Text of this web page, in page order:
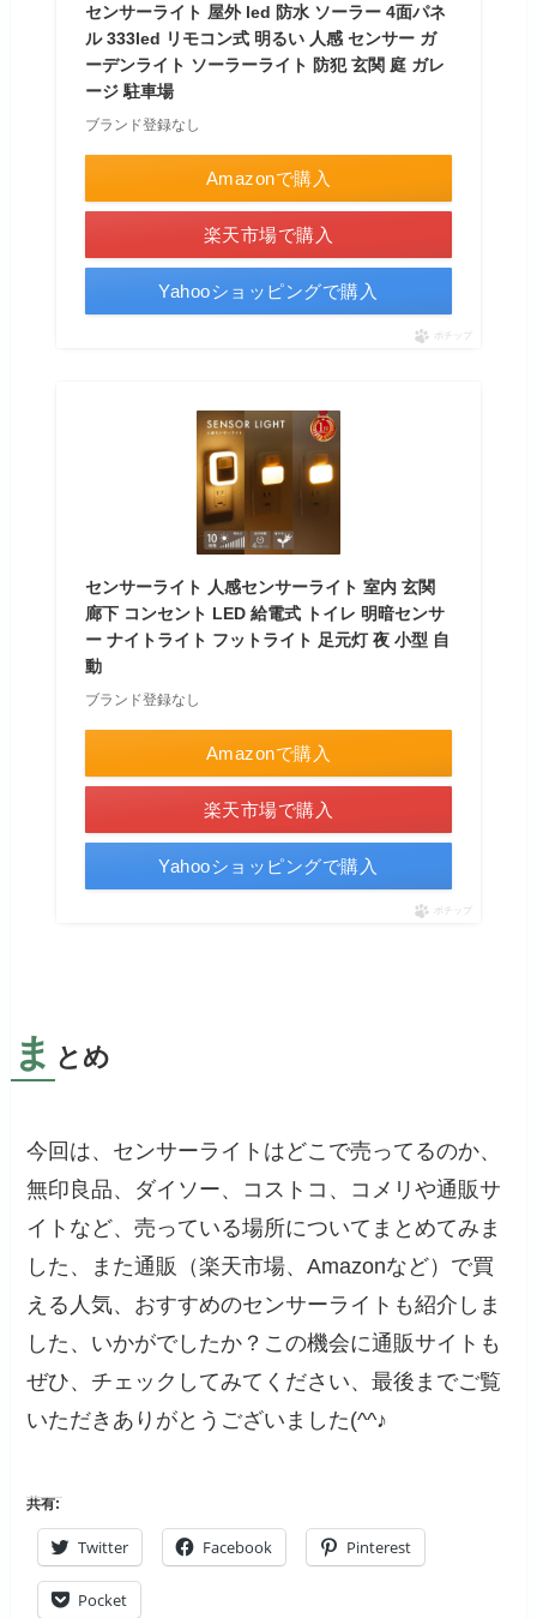
センサーライト 屋外 led 防水 ソーラー 4面パネ
ル 333led リモコン式 明るい 人感 センサー ガ
ーデンライト ソーラーライト 防犯 玄関 庭 ガレ
ージ 駐車場
ブランド登録なし
Amazonで購入
楽天市場で購入
Yahooショッピングで購入
ポチップ
センサーライト 人感センサーライト 室内 玄関
廊下 コンセント LED 給電式 トイレ 明暗センサ
ー ナイトライト フットライト 足元灯 夜 小型 自
動
ブランド登録なし
Amazonで購入
楽天市場で購入
Yahooショッピングで購入
ポチップ
ま とめ
今回は、センサーライトはどこで売ってるのか、
無印良品、ダイソー、コストコ、コメリや通販サ
イトなど、売っている場所についてまとめてみま
した、また通販（楽天市場、Amazonなど）で買
える人気、おすすめのセンサーライトも紹介しま
した、いかがでしたか？この機会に通販サイトも
ぜひ、チェックしてみてください、最後までご覧
いただきありがとうございました(^^♪
共有:
Twitter Facebook Pinterest
Pocket